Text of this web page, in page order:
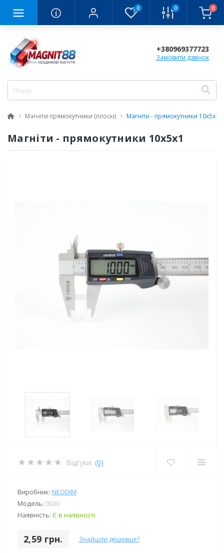
0 0 0
+380969377723
Замовити дзвінок
Магніти прямокутники (плоскі) Магніти - прямокутники 10x5x1
Магніти - прямокутники 10x5x1
Відгуки: (0)
Виробник: NEODIM
Модель: 0030
Наявність: Є в наявності
2,59 грн. Знайшли дешевше?